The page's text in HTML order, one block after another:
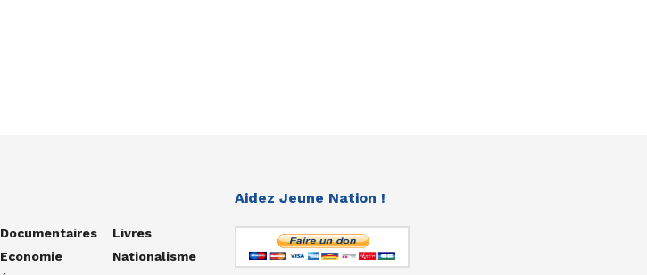
Documentaires
Economie
Livres
Nationalisme
Aidez Jeune Nation !